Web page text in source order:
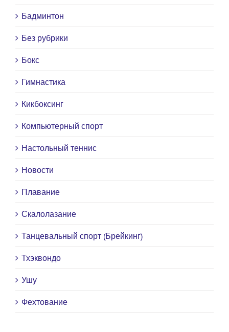
Бадминтон
Без рубрики
Бокс
Гимнастика
Кикбоксинг
Компьютерный спорт
Настольный теннис
Новости
Плавание
Скалолазание
Танцевальный спорт (Брейкинг)
Тхэквондо
Ушу
Фехтование